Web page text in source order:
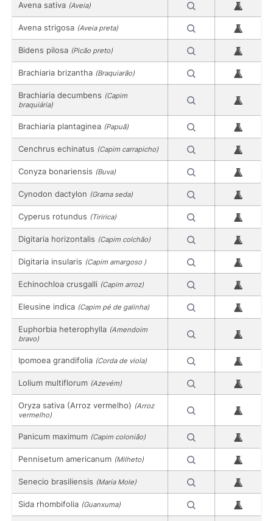
Avena sativa (Aveia)
Avena strigosa (Aveia preta)
Bidens pilosa (Picão preto)
Brachiaria brizantha (Braquiarão)
Brachiaria decumbens (Capim
braquiária)
Brachiaria plantaginea (Papuã)
Cenchrus echinatus (Capim carrapicho)
Conyza bonariensis (Buva)
Cynodon dactylon (Grama seda)
Cyperus rotundus (Tiririca)
Digitaria horizontalis (Capim colchão)
Digitaria insularis (Capim amargoso )
Echinochloa crusgalli (Capim arroz)
Eleusine indica (Capim pé de galinha)
Euphorbia heterophylla (Amendoim
bravo)
Ipomoea grandifolia (Corda de viola)
Lolium multiflorum (Azevém)
Oryza sativa (Arroz vermelho) (Arroz
vermelho)
Panicum maximum (Capim colonião)
Pennisetum americanum (Milheto)
Senecio brasiliensis (Maria Mole)
Sida rhombifolia (Guanxuma)